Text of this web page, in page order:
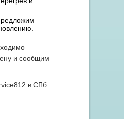
и сообщим
в СПб